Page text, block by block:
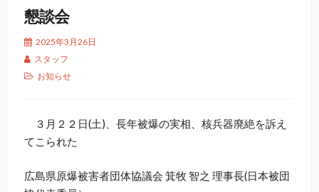
懇談会
2025年3月26日
スタッフ
お知らせ
３月２２日(土)、長年被爆の実相、核兵器廃絶を訴え
てこられた
広島県原爆被害者団体協議会 箕牧 智之 理事長(日本被団